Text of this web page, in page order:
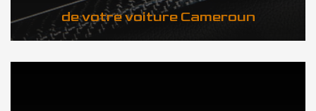
de votre voiture Cameroun